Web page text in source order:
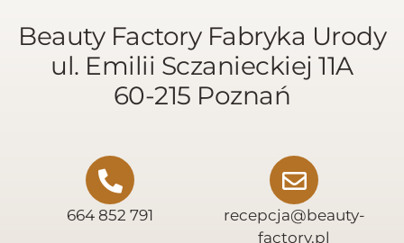
Beauty Factory Fabryka Urody
ul. Emilii Sczanieckiej 11A
60-215 Poznań
664 852 791
recepcja@beauty-
factory.pl